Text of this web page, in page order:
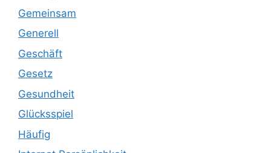
Gemeinsam
Generell
Geschäft
Gesetz
Gesundheit
Glücksspiel
Häufig